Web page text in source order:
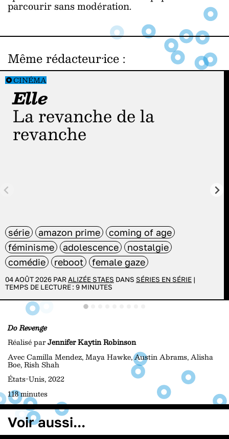
parcourir sans modération.
Même rédacteur·ice :
CINÉMA
Elle
La revanche de la
revanche
série amazon prime
coming of age
féminisme
adolescence
nostalgie
comédie
reboot female gaze
04 AOÛT 2026 PARALIZÉE STAES DANS SÉRIES EN SÉRIE |
TEMPS DE LECTURE : 9 MINUTES
Do Revenge
Réalisé parJennifer Kaytin Robinson
Avec Camilla Mendez, Maya Hawke, Austin Abrams, Alisha
Boe, Rish Shah
États-Unis, 2022
118 minutes
Voir aussi...